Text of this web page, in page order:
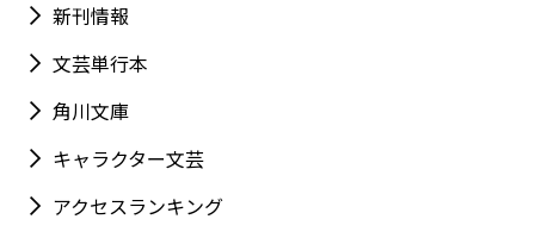
新刊情報
文芸単行本
角川文庫
キャラクター文芸
アクセスランキング